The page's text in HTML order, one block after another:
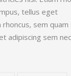
tellus eget
rhoncus, sem
adipiscing sem